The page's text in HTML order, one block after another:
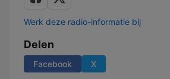
Werk deze radio-informatie bij
Delen
Facebook X